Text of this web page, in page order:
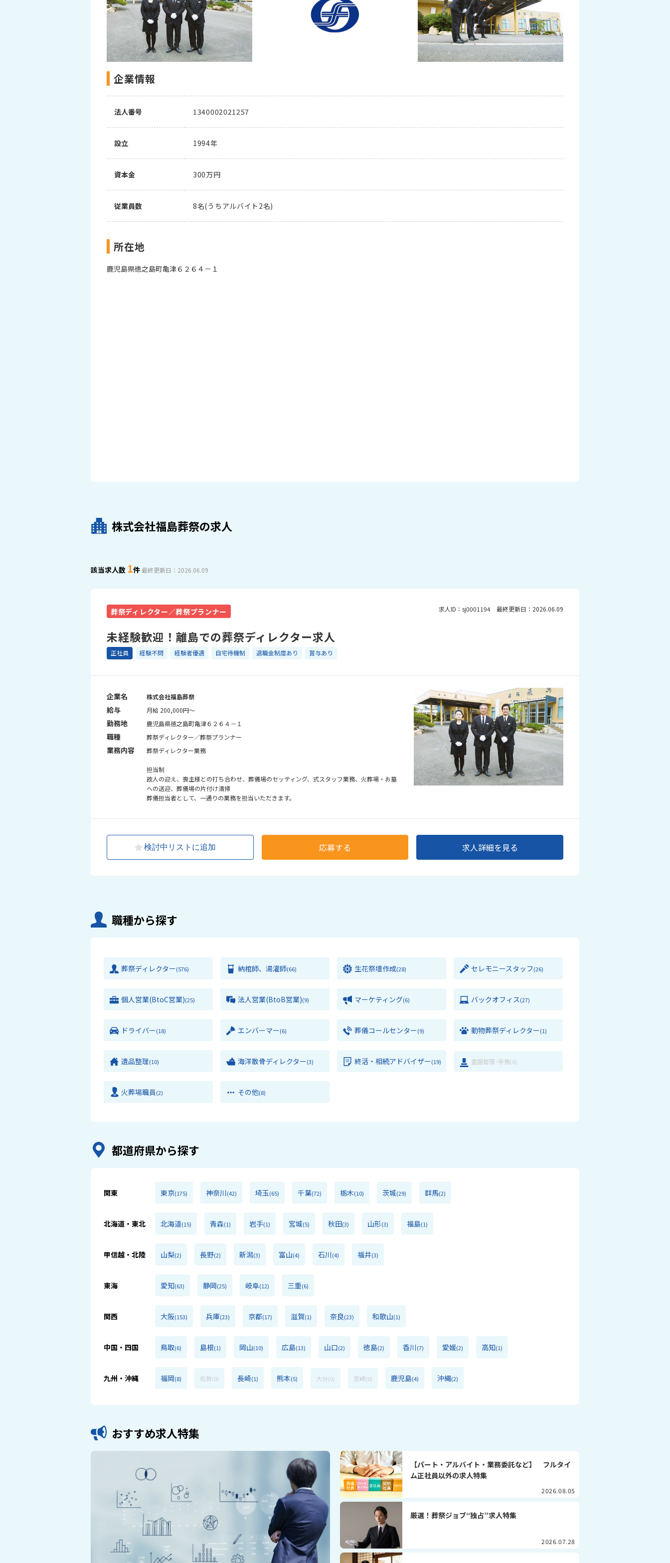
企業情報
法人番号 1340002021257
設立 1994年
資本金 300万円
従業員数 8名(うちアルバイト2名)
所在地
鹿児島県徳之島町亀津６２６４－１
株式会社福島葬祭の求人
該当求人数 1件最終更新日：2026.06.09
葬祭ディレクター／葬祭プランナー 求人ID：sj0001194 最終更新日：2026.06.09
未経験歓迎！離島での葬祭ディレクター求人
正社員 経験不問 経験者優遇 自宅待機制 退職金制度あり 賞与あり
企業名 株式会社福島葬祭
給与 月給 200,000円～
勤務地 鹿児島県徳之島町亀津６２６４－１
職種 葬祭ディレクター／葬祭プランナー
業務内容 葬祭ディレクター業務
担当制
故人の迎え、喪主様との打ち合わせ、葬儀場のセッティング、式スタッフ業務、火葬場・お墓
への送迎、葬儀場の片付け清掃
葬儀担当者として、一通りの業務を担当いただきます。
検討中リストに追加 応募する 求人詳細を見る
職種から探す
葬祭ディレクター(576) 納棺師、湯灌師(66) 生花祭壇作成(28) セレモニースタッフ(26)
個人営業(BtoC営業)(25) 法人営業(BtoB営業)(9) マーケティング(6) バックオフィス(27)
ドライバー(18) エンバーマー(6) 葬儀コールセンター(9) 動物葬祭ディレクター(1)
遺品整理(10) 海洋散骨ディレクター(3) 終活・相続アドバイザー(19) 霊園管理･寺務(0)
火葬場職員(2) その他(8)
都道府県から探す
関東 東京(175) 神奈川(42) 埼玉(65) 千葉(72) 栃木(10) 茨城(29) 群馬(2)
北海道・東北 北海道(15) 青森(1) 岩手(1) 宮城(5) 秋田(3) 山形(3) 福島(1)
甲信越・北陸 山梨(2) 長野(2) 新潟(3) 富山(4) 石川(4) 福井(3)
東海 愛知(63) 静岡(25) 岐阜(12) 三重(6)
関西 大阪(153) 兵庫(23) 京都(17) 滋賀(1) 奈良(23) 和歌山(1)
中国・四国 鳥取(6) 島根(1) 岡山(10) 広島(13) 山口(2) 徳島(2) 香川(7) 愛媛(2) 高知(1)
九州・沖縄 福岡(8) 佐賀(0) 長崎(1) 熊本(5) 大分(0) 宮崎(0) 鹿児島(4) 沖縄(2)
おすすめ求人特集
【パート・アルバイト・業務委託など】 フルタイ
ム正社員以外の求人特集
2026.08.05
厳選！葬祭ジョブ“独占”求人特集
2026.07.28